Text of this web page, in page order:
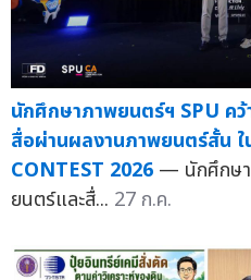
นักศึกษาภาพยนตร์ฯ SPU คว้
สื่อผ่านผลงานภาพยนตร์สั้น ใ
CONTEST 2026 — นักศึกษา
ยนตร์และสื่... 27 ก.ค.